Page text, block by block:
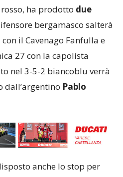
ha prodotto due
bergamasco salterà
il Cavenago Fanfulla e
27 con la capolista
nel 3-5-2 biancoblu verrà
dall’argentino Pablo
anche lo stop per